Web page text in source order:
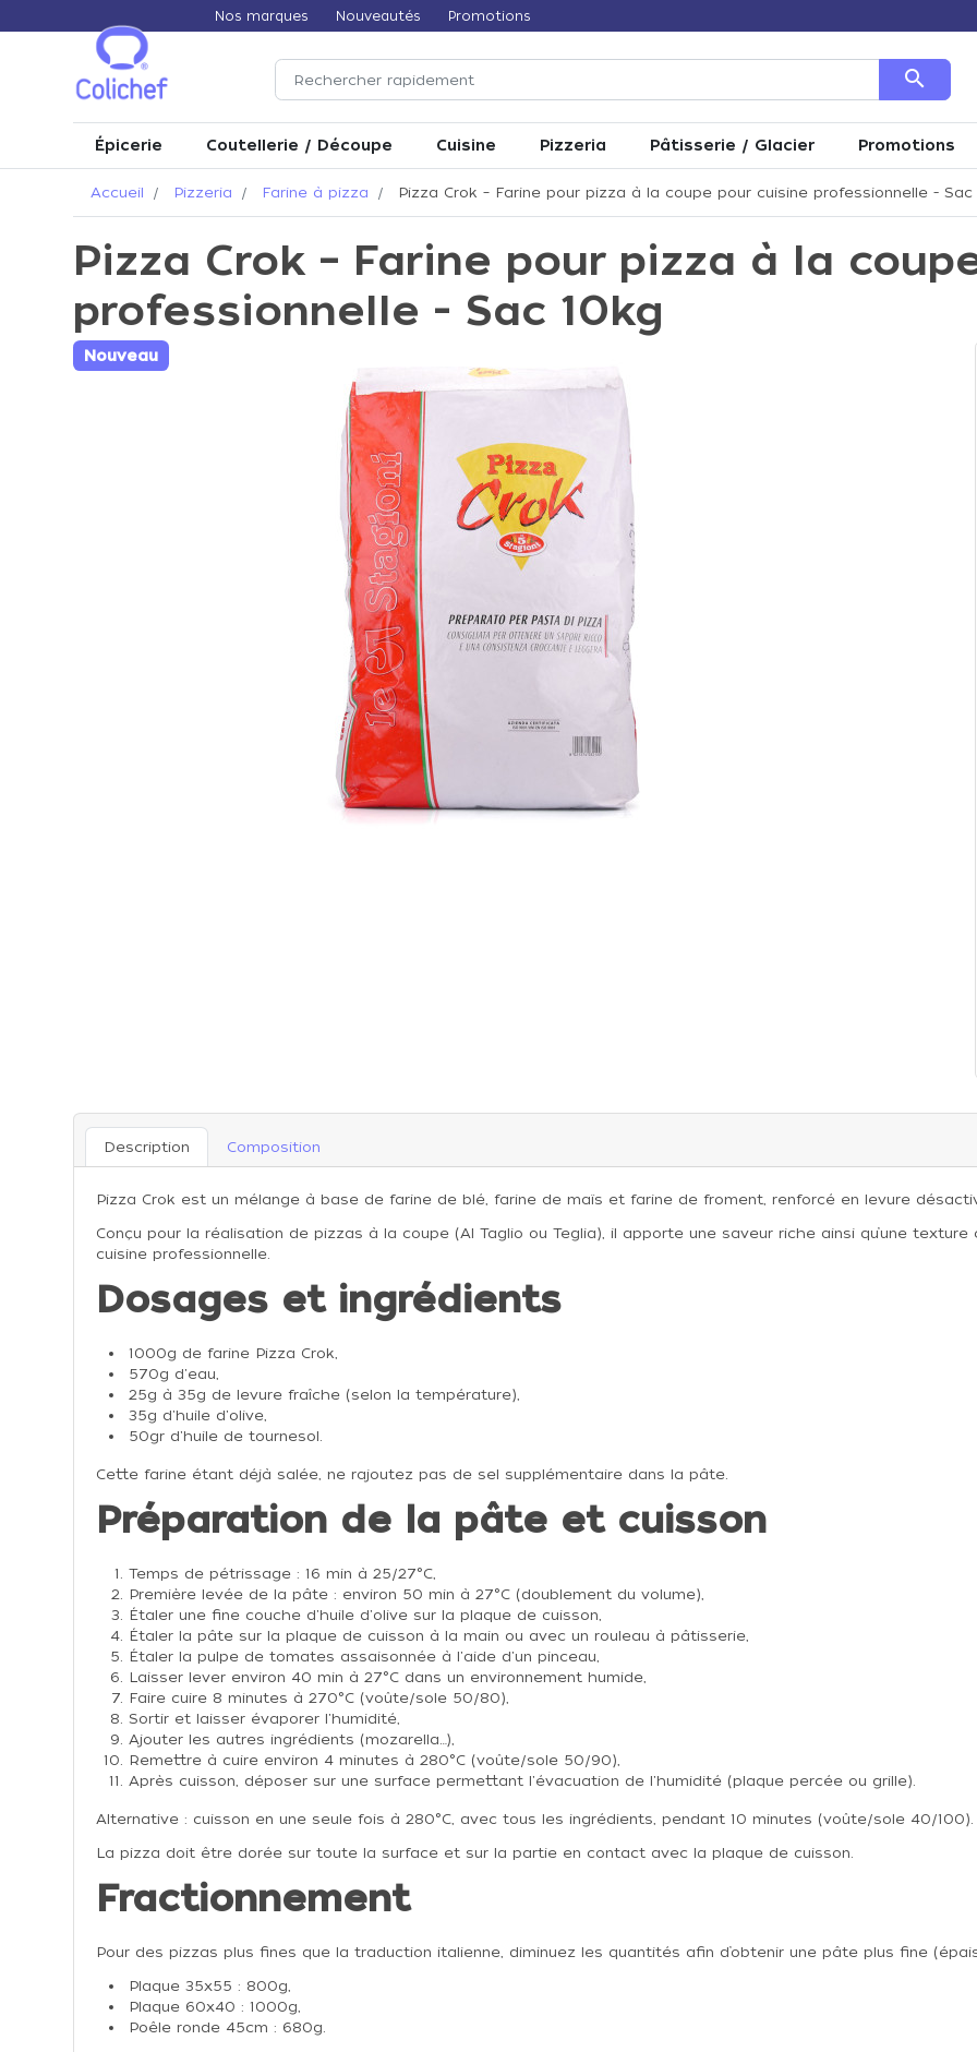
Nos marques Nouveautés Promotions
search
Épicerie Coutellerie / Découpe Cuisine Pizzeria Pâtisserie / Glacier Promotions
Accueil Pizzeria Farine à pizza Pizza Crok – Farine pour pizza à la coupe pour cuisine professionnelle - Sac
Pizza Crok – Farine pour pizza à la
professionnelle - Sac 10kg
Nouveau
Description Composition
Pizza Crok est un mélange à base de farine de blé, farine de maïs et farine de froment, renforcé en levure
Conçu pour la réalisation de pizzas à la coupe (Al Taglio ou Teglia), il apporte une saveur riche ainsi qu’une
cuisine professionnelle.
Dosages et ingrédients
1000g de farine Pizza Crok,
570g d'eau,
25g à 35g de levure fraîche (selon la température),
35g d'huile d'olive,
50gr d'huile de tournesol.
Cette farine étant déjà salée, ne rajoutez pas de sel supplémentaire dans la pâte.
Préparation de la pâte et cuisson
Temps de pétrissage : 16 min à 25/27°C,
Première levée de la pâte : environ 50 min à 27°C (doublement du volume),
Étaler une fine couche d'huile d'olive sur la plaque de cuisson,
Étaler la pâte sur la plaque de cuisson à la main ou avec un rouleau à pâtisserie,
Étaler la pulpe de tomates assaisonnée à l'aide d'un pinceau,
Laisser lever environ 40 min à 27°C dans un environnement humide,
Faire cuire 8 minutes à 270°C (voûte/sole 50/80),
Sortir et laisser évaporer l'humidité,
Ajouter les autres ingrédients (mozarella…),
Remettre à cuire environ 4 minutes à 280°C (voûte/sole 50/90),
Après cuisson, déposer sur une surface permettant l'évacuation de l'humidité (plaque percée ou grille).
Alternative : cuisson en une seule fois à 280°C, avec tous les ingrédients, pendant 10 minutes (voûte/sole 40/100).
La pizza doit être dorée sur toute la surface et sur la partie en contact avec la plaque de cuisson.
Fractionnement
Pour des pizzas plus fines que la traduction italienne, diminuez les quantités afin d’obtenir une pâte plus fine
Plaque 35x55 : 800g,
Plaque 60x40 : 1000g,
Poêle ronde 45cm : 680g.